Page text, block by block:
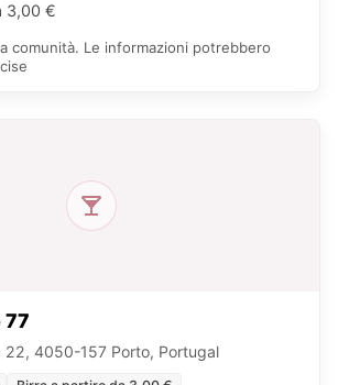
3,00 €
comunità. Le informazioni potrebbero
77
22, 4050-157 Porto, Portugal